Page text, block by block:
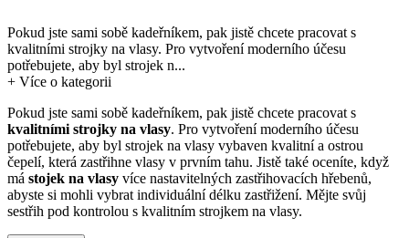
Pokud jste sami sobě kadeřníkem, pak jistě chcete pracovat s
kvalitními strojky na vlasy. Pro vytvoření moderního účesu
potřebujete, aby byl strojek n...
+ Více o kategorii
Pokud jste sami sobě kadeřníkem, pak jistě chcete pracovat s
kvalitními strojky na vlasy. Pro vytvoření moderního účesu
potřebujete, aby byl strojek na vlasy vybaven kvalitní a ostrou
čepelí, která zastřihne vlasy v prvním tahu. Jistě také oceníte, když
má stojek na vlasy více nastavitelných zastřihovacích hřebenů,
abyste si mohli vybrat individuální délku zastřižení. Mějte svůj
sestřih pod kontrolou s kvalitním strojkem na vlasy.